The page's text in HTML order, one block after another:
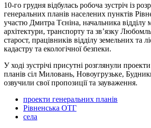
10-го грудня відбулась робоча зустріч із
генеральних планів населених пунктів
участю Дмитра Тєніна, начальника відділу
архітектури, транспорту та зв’язку
старост, працівників відділу земельних та
кадастру та екологічної безпеки.
У ході зустрічі присутні розглянули
планів сіл Миловань, Новоугрузьке,
озвучили свої пропозиції та зауваження.
проекти генеральних планів
Рівненська ОТГ
села